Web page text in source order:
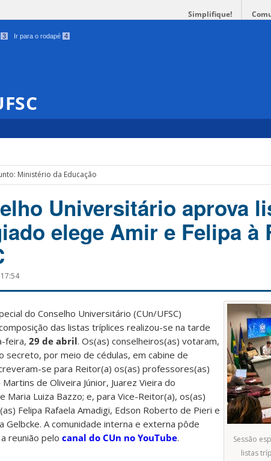
Simplifique!
3 Ir para o rodapé 4
Ministério da Educação
Universitário aprova
elege Amir e Felipa à
Sessão
listas
do Conselho Universitário (CUn/UFSC)
das listas tríplices realizou-se na tarde
feira, 29 de abril. Os(as) conselheiros(as) votaram,
secreto, por meio de cédulas, em cabine de
se para Reitor(a) os(as) professores(as)
de Oliveira Júnior, Juarez Vieira do
Maria Luiza Bazzo; e, para Vice-Reitor(a), os(as)
Felipa Rafaela Amadigi, Edson Roberto de Pieri e
Gelbcke. A comunidade interna e externa pôde
reunião pelo canal do CUn no YouTube.